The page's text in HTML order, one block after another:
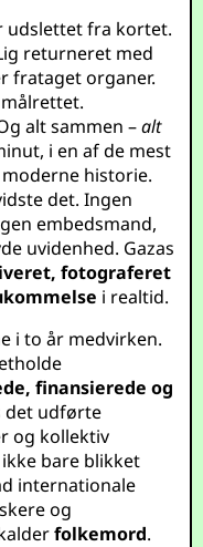
udslettet fra kortet.
returneret med
frataget organer.
alt sammen –alt
i en af de mest
historie.
det. Ingen
embedsmand,
uvidenhed. Gazas
fotograferet
i realtid.
i to år medvirken.
finansierede og
det udførte
og kollektiv
bare blikket
internationale
og
folkemord.